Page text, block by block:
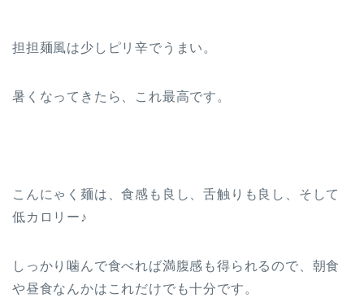
担担麺風は少しピリ辛でうまい。
暑くなってきたら、これ最高です。
こんにゃく麺は、食感も良し、舌触りも良し、そして
低カロリー♪
しっかり噛んで食べれば満腹感も得られるので、朝食
や昼食なんかはこれだけでも十分です。